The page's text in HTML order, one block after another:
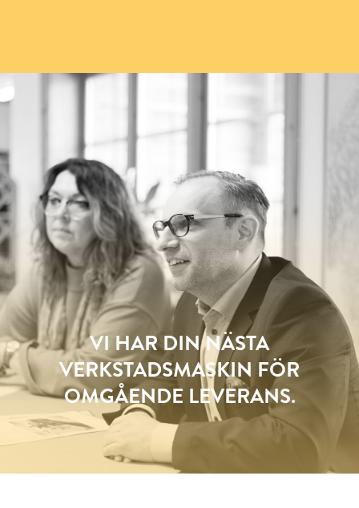
VI HAR DIN NÄSTA
VERKSTADSMASKIN FÖR
OMGÅENDE LEVERANS.